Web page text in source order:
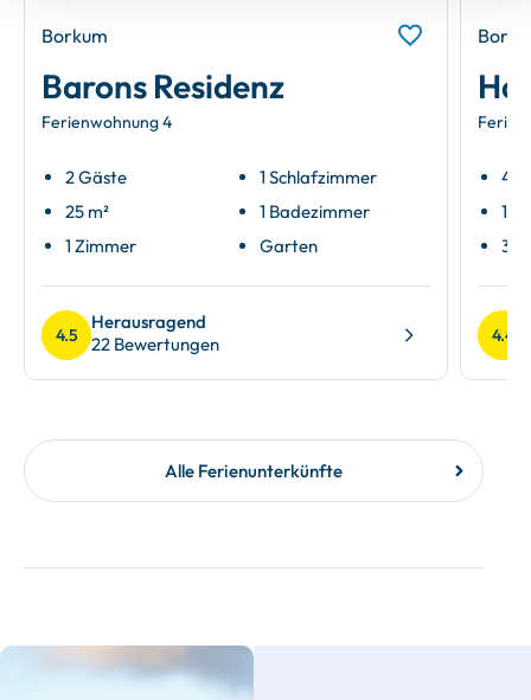
Borkum
Barons Residenz
Ferienwohnung 4
2 Gäste
25 m²
1 Zimmer
1 Schlafzimmer
1 Badezimmer
Garten
4.5
Herausragend
22 Bewertungen
4
3
4.4
Alle Ferienunterkünfte